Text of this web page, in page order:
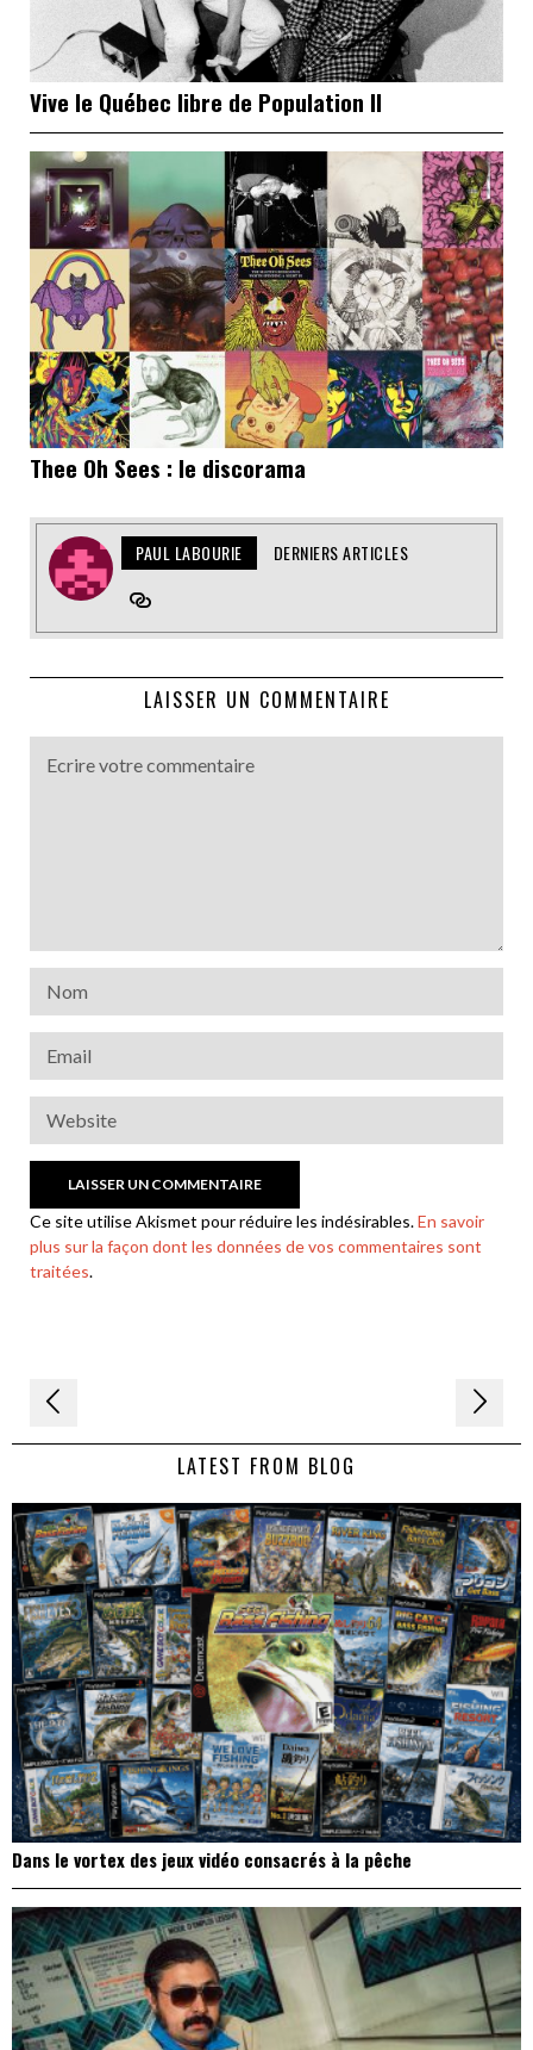
Vive le Québec libre de Population II
Thee Oh Sees : le discorama
PAUL LABOURIE DERNIERS ARTICLES
LAISSER UN COMMENTAIRE
Ce site utilise Akismet pour réduire les indésirables.En savoir
plus sur la façon dont les données de vos commentaires sont
traitées.
Navigation
de LATEST FROM BLOG
Dans le vortex des jeux vidéo consacrés à la pêche